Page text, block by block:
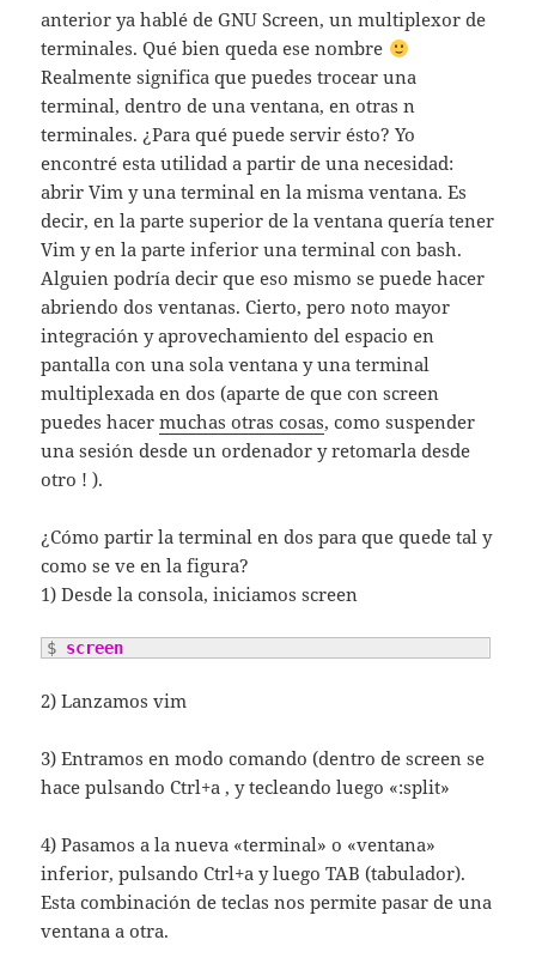
anterior ya hablé de GNU Screen, un multiplexor de
terminales. Qué bien queda ese nombre
Realmente significa que puedes trocear una
terminal, dentro de una ventana, en otras n
terminales. ¿Para qué puede servir ésto? Yo
encontré esta utilidad a partir de una necesidad:
abrir Vim y una terminal en la misma ventana. Es
decir, en la parte superior de la ventana quería tener
Vim y en la parte inferior una terminal con bash.
Alguien podría decir que eso mismo se puede hacer
abriendo dos ventanas. Cierto, pero noto mayor
integración y aprovechamiento del espacio en
pantalla con una sola ventana y una terminal
multiplexada en dos (aparte de que con screen
puedes hacermuchas otras cosas, como suspender
una sesión desde un ordenador y retomarla desde
otro ! ).
¿Cómo partir la terminal en dos para que quede tal y
como se ve en la figura?
1) Desde la consola, iniciamos screen
$ screen
2) Lanzamos vim
3) Entramos en modo comando (dentro de screen se
hace pulsando Ctrl+a , y tecleando luego «:split»
4) Pasamos a la nueva «terminal» o «ventana»
inferior, pulsando Ctrl+a y luego TAB (tabulador).
Esta combinación de teclas nos permite pasar de una
ventana a otra.